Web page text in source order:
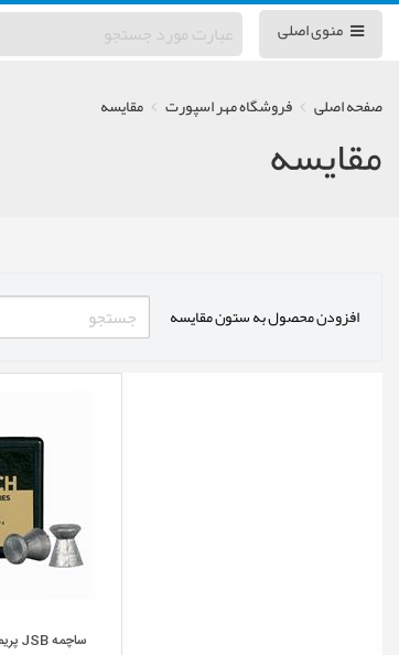
منوی اصلی
صفحه اصلی فروشگاه مهر اسپورت مقایسه
مقایسه
افزودن محصول به ستون مقایسه
ساچمه JSB پریمیوم کالیبر 4.5 - 8.26 گرین